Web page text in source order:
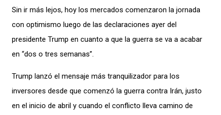
Sin ir más lejos, hoy los mercados comenzaron la jornada
con optimismo luego de las declaraciones ayer del
presidente Trump en cuanto a que la guerra se va a acabar
en “dos o tres semanas”.
Trump lanzó el mensaje más tranquilizador para los
inversores desde que comenzó la guerra contra Irán, justo
en el inicio de abril y cuando el conflicto lleva camino de